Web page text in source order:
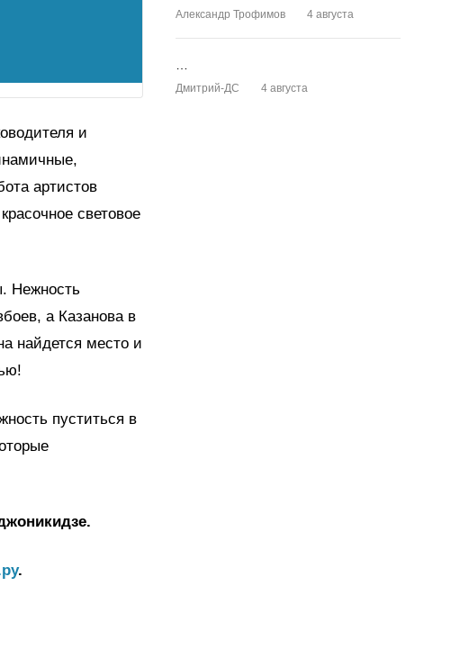
и
артистов
световое
Нежность
а Казанова в
найдется место и
пуститься в
.
Александр Трофимов 4 августа
Дмитрий-ДС 4 августа